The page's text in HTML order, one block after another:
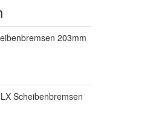
203mm
Scheibenbremsen